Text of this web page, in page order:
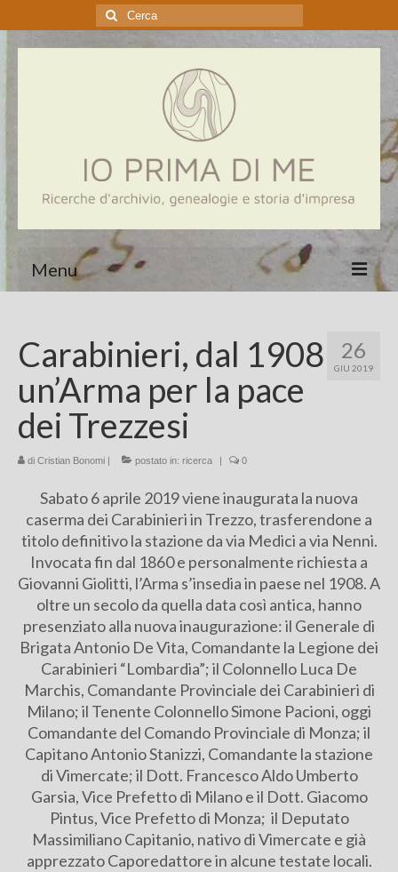
Cerca:
Menu
Genealogia
Aziende
Chi sono
FAQ
Contatti
26
GIU 2019
Carabinieri, dal 1908
un’Arma per la pace
dei Trezzesi
di Cristian Bonomi | postato in: ricerca | 0
Sabato 6 aprile 2019 viene inaugurata la nuova
caserma dei Carabinieri in Trezzo, trasferendone a
titolo definitivo la stazione da via Medici a via Nenni.
Invocata fin dal 1860 e personalmente richiesta a
Giovanni Giolitti, l’Arma s’insedia in paese nel 1908. A
oltre un secolo da quella data così antica, hanno
presenziato alla nuova inaugurazione: il Generale di
Brigata Antonio De Vita, Comandante la Legione dei
Carabinieri “Lombardia”; il Colonnello Luca De
Marchis, Comandante Provinciale dei Carabinieri di
Milano; il Tenente Colonnello Simone Pacioni, oggi
Comandante del Comando Provinciale di Monza; il
Capitano Antonio Stanizzi, Comandante la stazione
di Vimercate; il Dott. Francesco Aldo Umberto
Garsia, Vice Prefetto di Milano e il Dott. Giacomo
Pintus, Vice Prefetto di Monza; il Deputato
Massimiliano Capitanio, nativo di Vimercate e già
apprezzato Caporedattore in alcune testate locali.